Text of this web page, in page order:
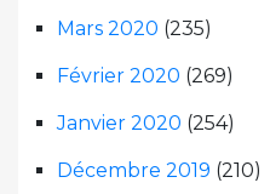
Mars 2020 (235)
Février 2020 (269)
Janvier 2020 (254)
Décembre 2019 (210)